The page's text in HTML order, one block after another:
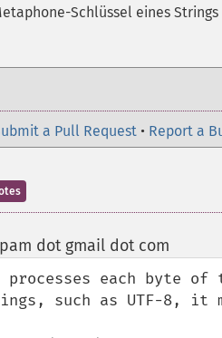
Schlüssel eines Strings
a Pull Request • Report a
dot gmail dot com
processes each byte
such as UTF-8, it